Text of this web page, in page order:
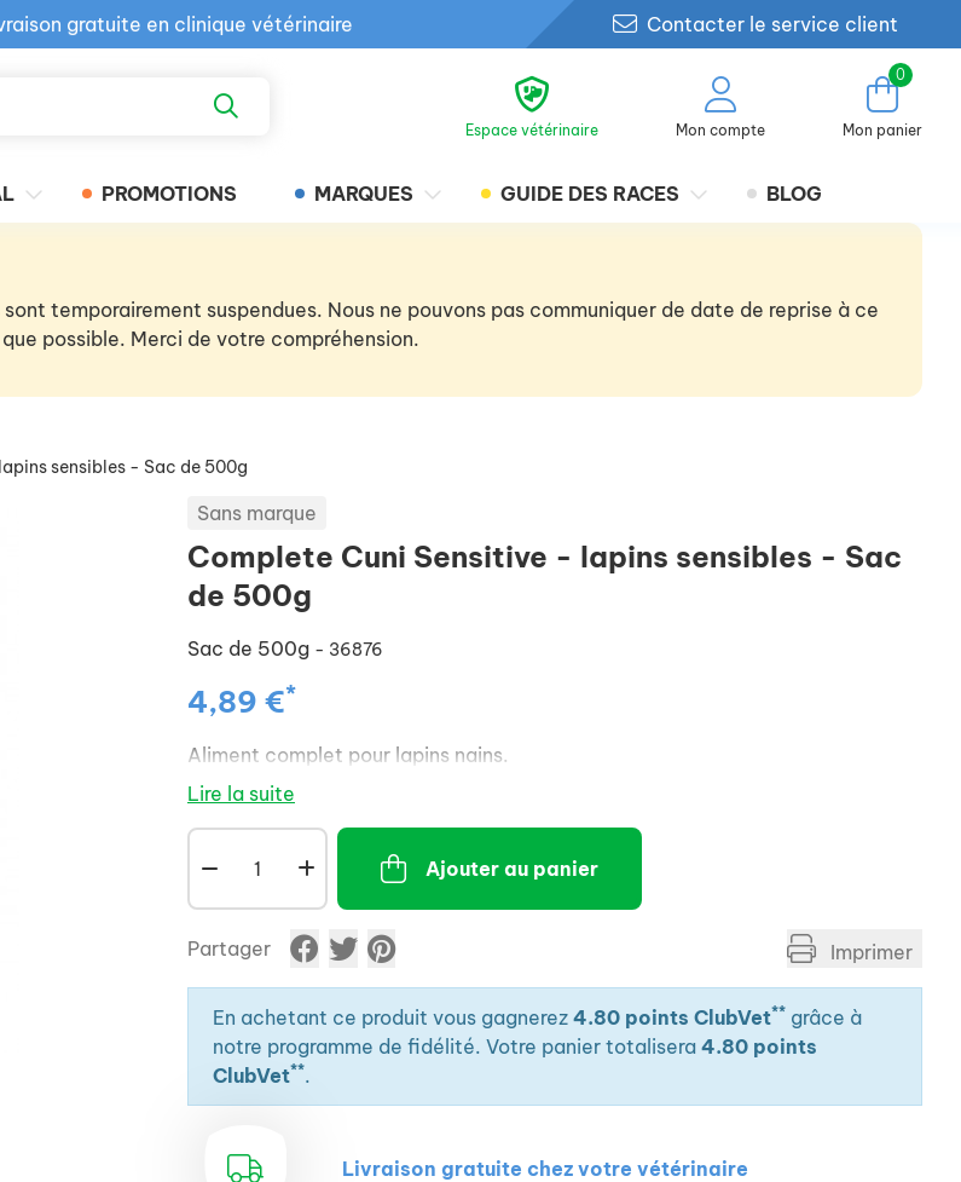
gratuite en clinique vétérinaire
Retour produit gratuit en clinique
Contacter le service client
Espace vétérinaire Mon compte
0
Mon panier
PROMOTIONS MARQUES GUIDE DES RACES BLOG
temporairement suspendues. Nous ne pouvons pas communiquer de date de reprise à ce
possible. Merci de votre compréhension.
sensibles - Sac de 500g
Sans marque
Complete Cuni Sensitive - lapins sensibles - Sac
de 500g
Sac de 500g - 36876
4,89 €*
Aliment complet pour lapins nains.
Lire la suite
Ajouter au panier
Partager Imprimer
En achetant ce produit vous gagnerez 4.80 points ClubVet** grâce à
notre programme de fidélité. Votre panier totalisera 4.80 points
ClubVet**.
Livraison gratuite chez votre vétérinaire